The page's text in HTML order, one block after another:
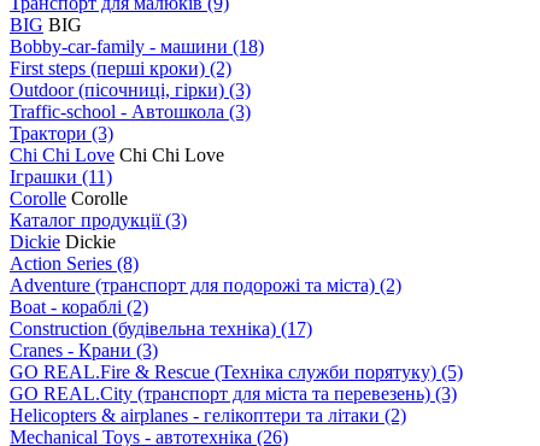
BIG BIG
Bobby-car-family - машини (18)
First steps (перші кроки) (2)
Outdoor (пісочниці, гірки) (3)
Traffic-school - Автошкола (3)
Трактори (3)
Chi Chi Love Chi Chi Love
Іграшки (11)
Corolle Corolle
Каталог продукції(3)
Dickie Dickie
Action Series (8)
Adventure (транспорт для подорожі та міста) (2)
Boat - кораблі (2)
Construction (будівельна техніка) (17)
Cranes - Крани (3)
GO REAL.Fire & Rescue (Техніка служби порятуку) (5)
GO REAL.City (транспорт для міста та перевезень) (3)
Helicopters & airplanes - гелікоптери та літаки (2)
Mechanical Toys - автотехніка (26)